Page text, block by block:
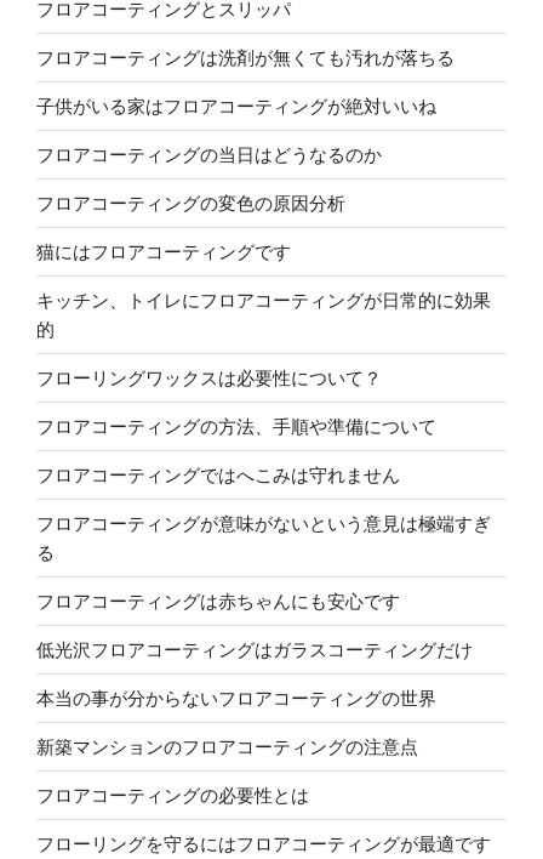
フロアコーティングとスリッパ
フロアコーティングは洗剤が無くても汚れが落ちる
子供がいる家はフロアコーティングが絶対いいね
フロアコーティングの当日はどうなるのか
フロアコーティングの変色の原因分析
猫にはフロアコーティングです
キッチン、トイレにフロアコーティングが日常的に効果
的
フローリングワックスは必要性について？
フロアコーティングの方法、手順や準備について
フロアコーティングではへこみは守れません
フロアコーティングが意味がないという意見は極端すぎ
る
フロアコーティングは赤ちゃんにも安心です
低光沢フロアコーティングはガラスコーティングだけ
本当の事が分からないフロアコーティングの世界
新築マンションのフロアコーティングの注意点
フロアコーティングの必要性とは
フローリングを守るにはフロアコーティングが最適です